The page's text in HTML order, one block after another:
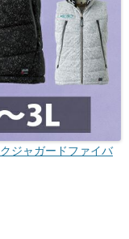
ジャガードファイバ